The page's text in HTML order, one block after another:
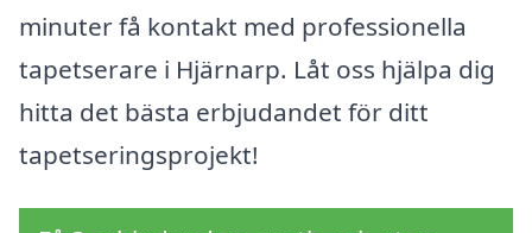
minuter få kontakt med professionella
tapetserare i Hjärnarp. Låt oss hjälpa dig
hitta det bästa erbjudandet för ditt
tapetseringsprojekt!